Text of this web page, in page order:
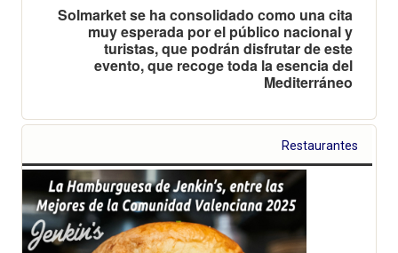
Solmarket se ha consolidado como una cita
muy esperada por el público nacional y
turistas, que podrán disfrutar de este
evento, que recoge toda la esencia del
Mediterráneo
Restaurantes